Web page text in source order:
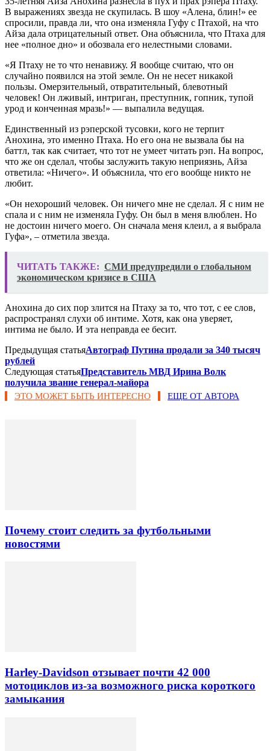
В выражениях звезда не скупилась. В шоу «Алена, блин!» ее
спросили, правда ли, что она изменяла Гуфу с Птахой, на что
Айза дала отрицательный ответ. Она объяснила, что Птаха для
нее «полное дно» и обозвала его нелестными словами.
«Я Птаху не то что ненавижу. Я вообще считаю, что он
случайно появился на этой земле. Он не несет никакой
пользы. Омерзительный, отвратительный, блевотный
человек! Он лживый, интриган, преступник, гопник, тупой
урод и конченная мразь!» — выпалила ведущая.
Единственный из рэперской тусовки, кого не терпит
Анохина, это именно Птаха. Но его она не вызвала бы на
баттл, так как считает, что тот не умеет читать рэп. На вопрос,
что же он сделал, чтобы заслужить такую неприязнь, Айза
ответила: «Ничего». И объяснила, что его вообще никто не
любит.
«Он нехороший человек. Он ничего мне не сделал. Я с ним не
спала и с ним не изменяла Гуфу. Он был в меня влюблен. Но
не достоин ничего моего. Он сначала меня клеил, а я выбрала
Гуфа», – отметила звезда.
ЧИТАТЬ ТАКЖЕ: СМИ предупредили о глобальном
экономическом кризисе в США
Анохина до сих пор злится на Птаху за то, что тот, с ее слов,
распространял слухи об интиме. Хотя, как она уверяет,
интима не было. И эта неправда ее бесит.
Предыдущая статьяАвтограф Путина продали за 340 тысяч
рублей
Следующая статьяПредставитель МВД Ирина Волк
получила звание генерал-майора
ЭТО МОЖЕТ БЫТЬ ИНТЕРЕСНО ЕЩЕ ОТ АВТОРА
Почему стоит следить за футбольными
новостями
Harley-Davidson отзывает почти 42 000
мотоциклов из-за возможного риска короткого
замыкания